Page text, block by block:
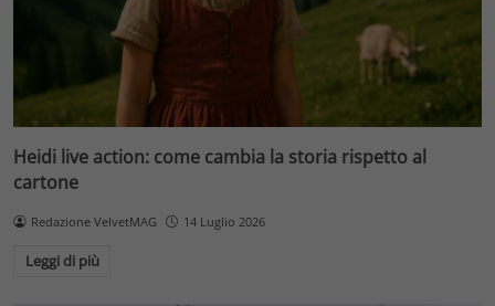
Heidi live action: come cambia la storia rispetto al
cartone
Redazione VelvetMAG 14 Luglio 2026
Leggi di più